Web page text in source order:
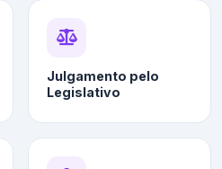
Julgamento pelo
Legislativo